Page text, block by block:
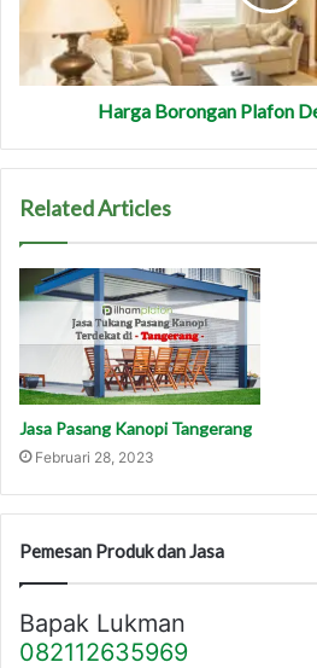
Harga Borongan Plafon
Related Articles
Jasa Pasang Kanopi Tangerang
Februari 28, 2023
Pemesan Produk dan Jasa
Bapak Lukman
082112635969